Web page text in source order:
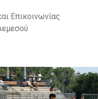
Επικοινωνίας